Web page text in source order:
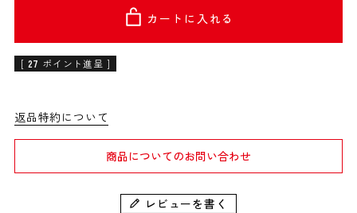
カートに入れる
[ 27 ポイント進呈 ]
返品特約について
商品についてのお問い合わせ
レビューを書く